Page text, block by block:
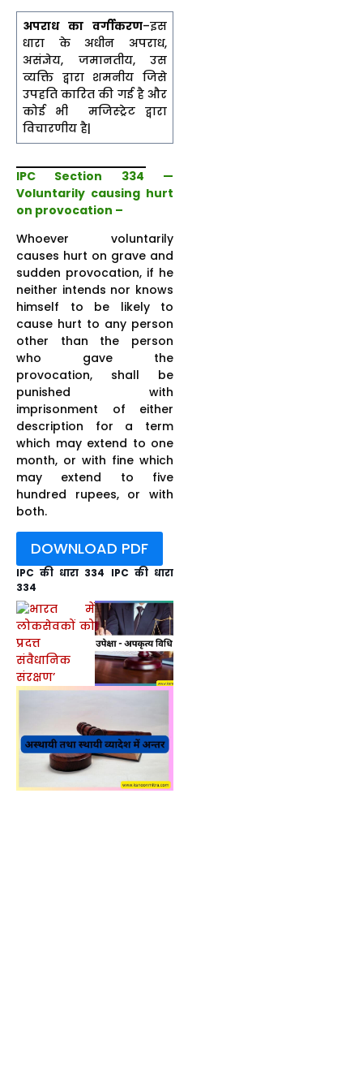
अपराध का वर्गीकरण–इस
धारा के अधीन अपराध,
असंज्ञेय, जमानतीय, उस
व्यक्ति द्वारा शमनीय जिसे
उपहति कारित की गई है और
कोई भी मजिस्ट्रेट द्वारा
विचारणीय है|
IPC Section 334 —
Voluntarily causing hurt
on provocation –
Whoever voluntarily
causes hurt on grave and
sudden provocation, if he
neither intends nor knows
himself to be likely to
cause hurt to any person
other than the person
who gave the
provocation, shall be
punished with
imprisonment of either
description for a term
which may extend to one
month, or with fine which
may extend to five
hundred rupees, or with
both.
DOWNLOAD PDF
IPC की धारा 334 IPC की धारा
334